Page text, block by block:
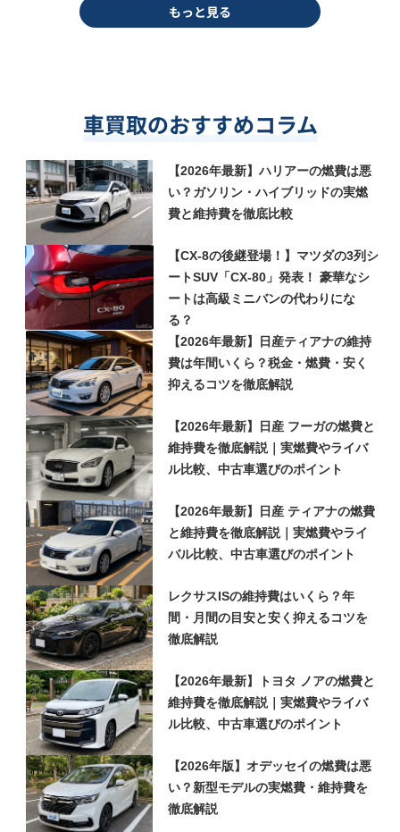
もっと見る
車買取のおすすめコラム
【2026年最新】ハリアーの燃費は悪
い？ガソリン・ハイブリッドの実燃
費と維持費を徹底比較
【CX-8の後継登場！】マツダの3列シ
ートSUV「CX-80」発表！ 豪華なシ
ートは高級ミニバンの代わりにな
る？
【2026年最新】日産ティアナの維持
費は年間いくら？税金・燃費・安く
抑えるコツを徹底解説
【2026年最新】日産 フーガの燃費と
維持費を徹底解説｜実燃費やライバ
ル比較、中古車選びのポイント
【2026年最新】日産 ティアナの燃費
と維持費を徹底解説｜実燃費やライ
バル比較、中古車選びのポイント
レクサスISの維持費はいくら？年
間・月間の目安と安く抑えるコツを
徹底解説
【2026年最新】トヨタ ノアの燃費と
維持費を徹底解説｜実燃費やライバ
ル比較、中古車選びのポイント
【2026年版】オデッセイの燃費は悪
い？新型モデルの実燃費・維持費を
徹底解説